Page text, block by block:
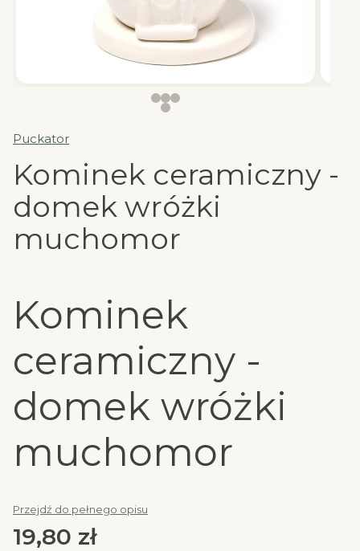
Puckator
Kominek ceramiczny -
domek wróżki
muchomor
Kominek
ceramiczny -
domek wróżki
muchomor
Przejdź do pełnego opisu
Cena
19,80 zł